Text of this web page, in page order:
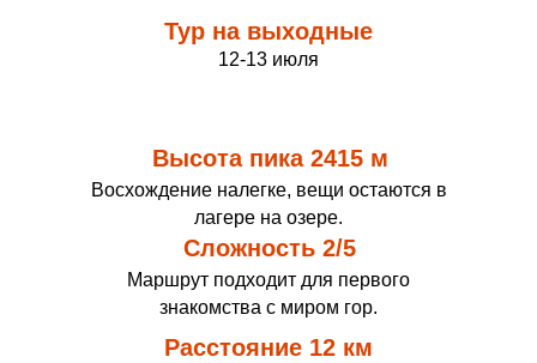
12-13 июля
Восхождение налегке, вещи остаются в
лагере на озере.
Тур на выходные
Высота пика 2415 м
Маршрут подходит для первого
знакомства с миром гор.
Сложность 2/5
Расстояние 12 км